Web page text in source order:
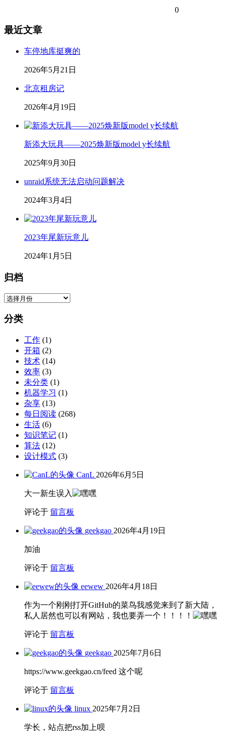
0
最近文章
车停地库挺爽的
2026年5月21日
北京租房记
2026年4月19日
新添大玩具——2025焕新版model y长续航
2025年9月30日
unraid系统无法启动问题解决
2024年3月4日
2023年尾新玩意儿
2024年1月5日
归档
归
分类
工作 (1)
开箱 (2)
技术 (14)
效率 (3)
未分类 (1)
机器学习 (1)
杂享 (13)
每日阅读 (268)
生活 (6)
知识笔记 (1)
算法 (12)
设计模式 (3)
CanL 2026年6月5日
大一新生误入
评论于 留言板
geekgao 2026年4月19日
加油
评论于 留言板
eewew 2026年4月18日
作为一个刚刚打开GitHub的菜鸟我感觉来到了新大陆，
私人居然也可以有网站，我也要弄一个！！！！
评论于 留言板
geekgao 2025年7月6日
https://www.geekgao.cn/feed 这个呢
评论于 留言板
linux 2025年7月2日
学长，站点把rss加上呗